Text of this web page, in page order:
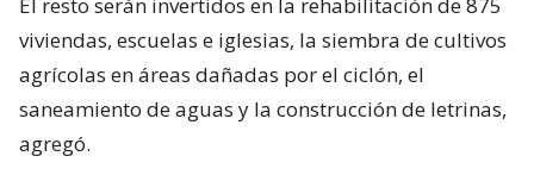
viviendas, escuelas e iglesias, la siembra de cultivos
agrícolas en áreas dañadas por el ciclón, el
saneamiento de aguas y la construcción de letrinas,
agregó.